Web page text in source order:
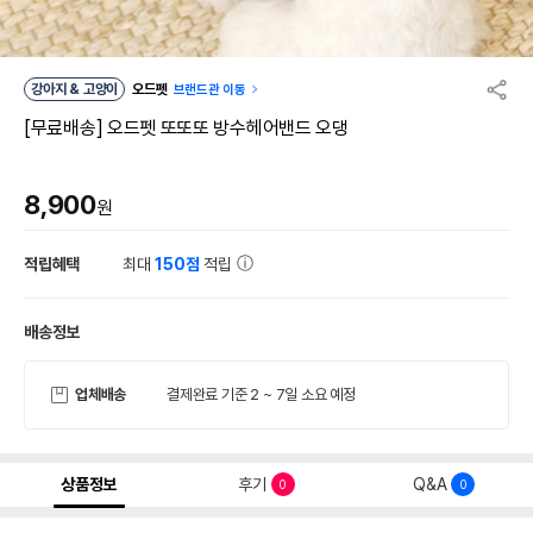
강아지 & 고양이 오드펫 브랜드관 이동
[무료배송] 오드펫 또또또 방수헤어밴드 오댕
8,900원
적립혜택 최대150점 적립
배송정보
업체배송 결제완료 기준 2 ~ 7일 소요 예정
상품정보 후기 0 Q&A 0